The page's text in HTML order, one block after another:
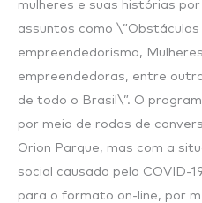
mulheres e suas histórias
assuntos como \”Obstáculos
empreendedorismo,
empreendedoras, entre
de todo o Brasil\”. O
por meio de rodas de
Orion Parque, mas com a
social causada pela COVID-
para o formato on-line, por